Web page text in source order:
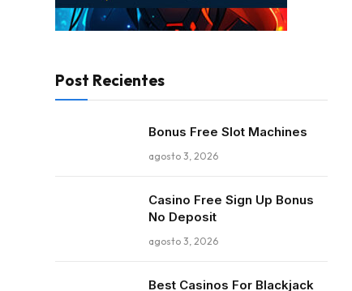
Post Recientes
Bonus Free Slot Machines
agosto 3, 2026
Casino Free Sign Up Bonus
No Deposit
agosto 3, 2026
Best Casinos For Blackjack